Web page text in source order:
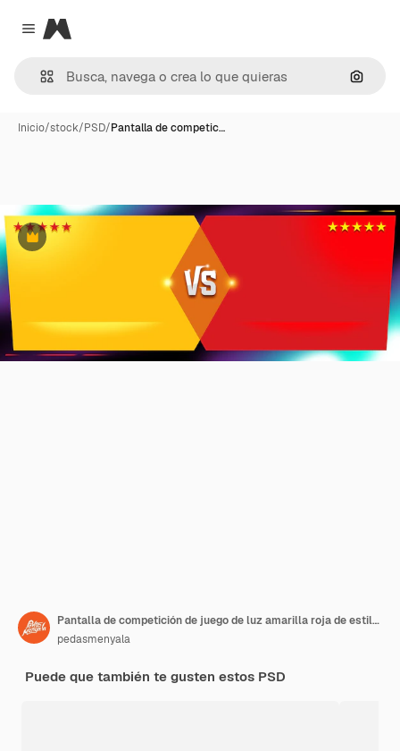
Close menu
Magnific
Inicio/stock/PSD/Pantalla de competic…
Premium
Pantalla de competición de juego de luz amarilla roja de estilo moderno en fondo de gradiente
pedasmenyala
Puede que también te gusten estos PSD